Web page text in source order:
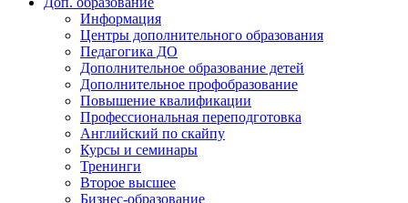
Информация
Центры дополнительного образования
Педагогика ДО
Дополнительное образование детей
Дополнительное профобразование
Повышение квалификации
Профессиональная переподготовка
Английский по скайпу
Курсы и семинары
Тренинги
Второе высшее
Бизнес-образование